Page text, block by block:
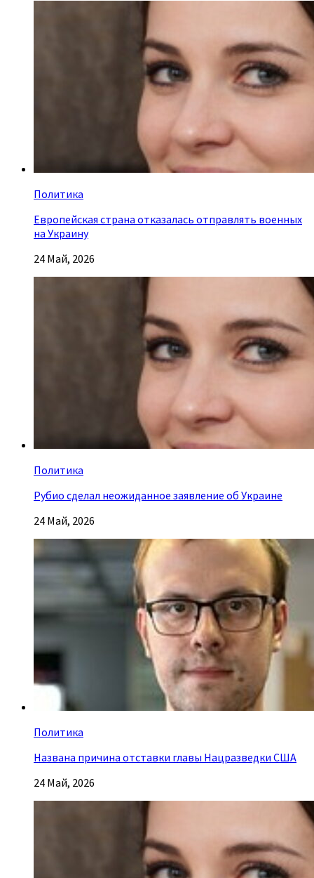
Политика
Европейская страна отказалась отправлять военных
на Украину
24 Май, 2026
Политика
Рубио сделал неожиданное заявление об Украине
24 Май, 2026
Политика
Названа причина отставки главы Нацразведки США
24 Май, 2026